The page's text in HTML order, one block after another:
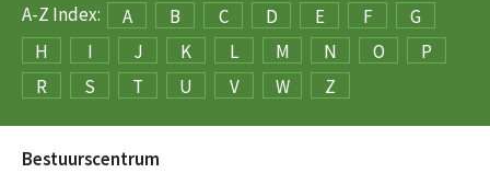
A-Z Index: A B C D E F
G
H
I J K L M N O
P
R
S T U V W Z
Bestuurscentrum